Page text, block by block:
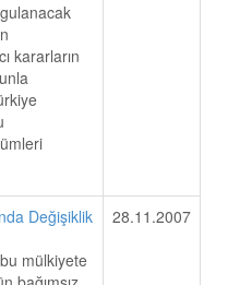
kararların
Değişiklik
mülkiyete
28.11.2007